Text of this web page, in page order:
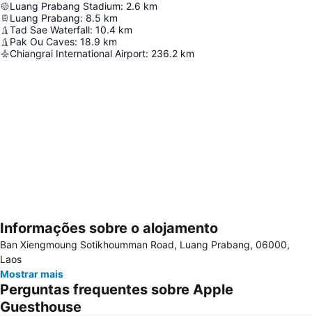
Luang Prabang Stadium: 2.6 km
Luang Prabang: 8.5 km
Tad Sae Waterfall: 10.4 km
Pak Ou Caves: 18.9 km
Chiangrai International Airport: 236.2 km
Ampliar mapa
Informações sobre o alojamento
Ban Xiengmoung Sotikhoumman Road, Luang Prabang, 06000,
Laos
Mostrar mais
Perguntas frequentes sobre Apple
Guesthouse